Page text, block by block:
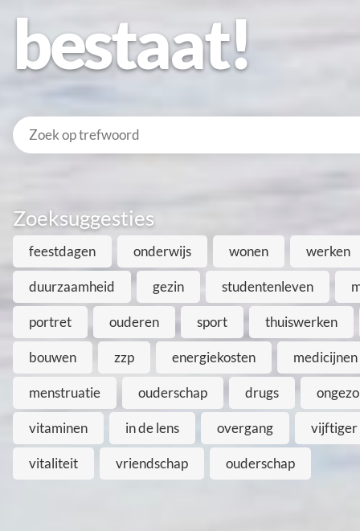
bestaat!
Zoeksuggesties
feestdagen onderwijs wonen werken
duurzaamheid gezin studentenleven
portret ouderen sport thuiswerken
bouwen zzp energiekosten medicijnen
menstruatie ouderschap drugs
vitaminen in de lens overgang vijftiger
vitaliteit vriendschap ouderschap